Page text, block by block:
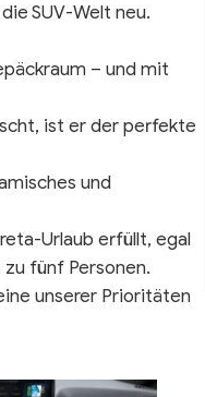
SUV-Welt neu.
– und mit
ist er der perfekte
und
Urlaub erfüllt, egal
fünf Personen.
unserer Prioritäten